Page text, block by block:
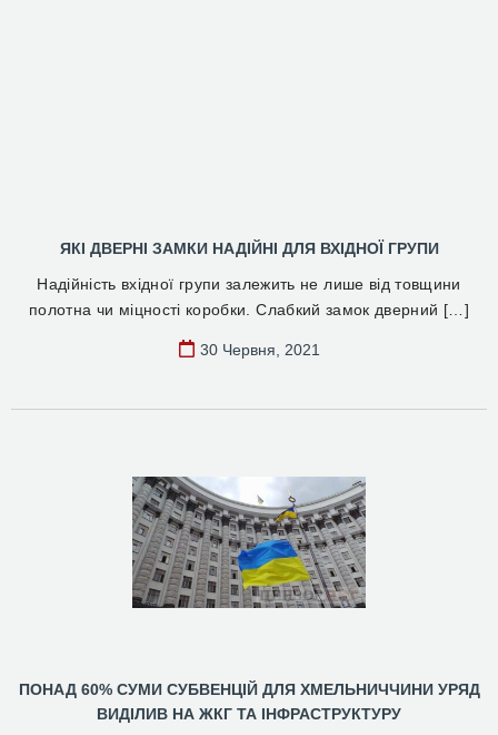
ЯКІ ДВЕРНІ ЗАМКИ НАДІЙНІ ДЛЯ ВХІДНОЇ ГРУПИ
Надійність вхідної групи залежить не лише від товщини
полотна чи міцності коробки. Слабкий замок дверний […]
30 Червня, 2021
ПОНАД 60% СУМИ СУБВЕНЦІЙ ДЛЯ ХМЕЛЬНИЧЧИНИ УРЯД
ВИДІЛИВ НА ЖКГ ТА ІНФРАСТРУКТУРУ